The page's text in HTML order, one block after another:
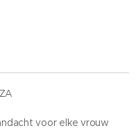
voor elke vrouw